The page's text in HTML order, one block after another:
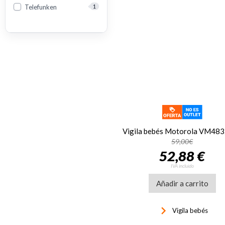
Telefunken 1
59,00€
52,88 €
IVA incluido
Añadir a carrito
keyboard_arrow_right Vigila bebés